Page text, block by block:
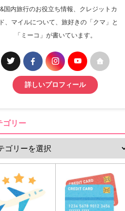
国内旅行のお役立ち情報、クレジットカ
、マイルについて、旅好きの「クマ」と
「ミーコ」が書いています。
詳しいプロフィール
ゴリー